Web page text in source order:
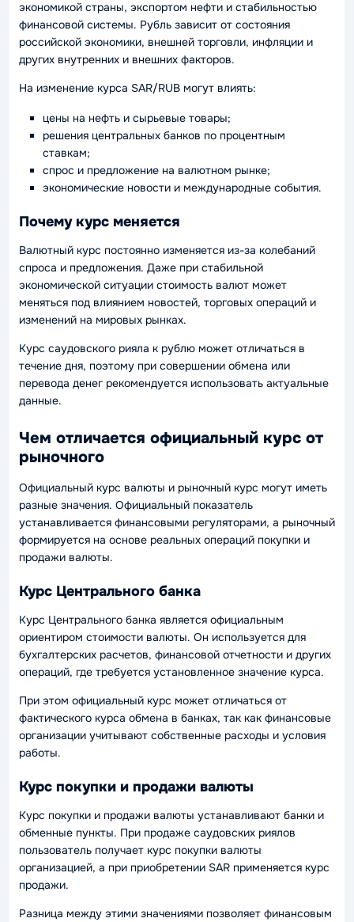
экономикой страны, экспортом нефти и стабильностью
финансовой системы. Рубль зависит от состояния
российской экономики, внешней торговли, инфляции и
других внутренних и внешних факторов.
На изменение курса SAR/RUB могут влиять:
цены на нефть и сырьевые товары;
решения центральных банков по процентным
ставкам;
спрос и предложение на валютном рынке;
экономические новости и международные события.
Почему курс меняется
Валютный курс постоянно изменяется из-за колебаний
спроса и предложения. Даже при стабильной
экономической ситуации стоимость валют может
меняться под влиянием новостей, торговых операций и
изменений на мировых рынках.
Курс саудовского рияла к рублю может отличаться в
течение дня, поэтому при совершении обмена или
перевода денег рекомендуется использовать актуальные
данные.
Чем отличается официальный курс от
рыночного
Официальный курс валюты и рыночный курс могут иметь
разные значения. Официальный показатель
устанавливается финансовыми регуляторами, а рыночный
формируется на основе реальных операций покупки и
продажи валюты.
Курс Центрального банка
Курс Центрального банка является официальным
ориентиром стоимости валюты. Он используется для
бухгалтерских расчетов, финансовой отчетности и других
операций, где требуется установленное значение курса.
При этом официальный курс может отличаться от
фактического курса обмена в банках, так как финансовые
организации учитывают собственные расходы и условия
работы.
Курс покупки и продажи валюты
Курс покупки и продажи валюты устанавливают банки и
обменные пункты. При продаже саудовских риялов
пользователь получает курс покупки валюты
организацией, а при приобретении SAR применяется курс
продажи.
Разница между этими значениями позволяет финансовым